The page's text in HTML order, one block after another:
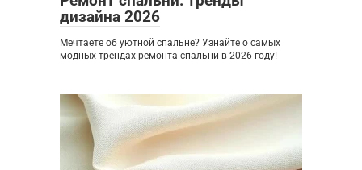
дизайна 2026
Мечтаете об уютной спальне? Узнайте о самых
модных трендах ремонта спальни в 2026 году!